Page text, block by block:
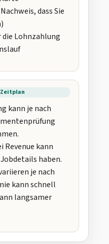
dass Sie
Lohnzahlung
kann je nach
Revenue kann
haben.
je nach
kann schnell
langsamer